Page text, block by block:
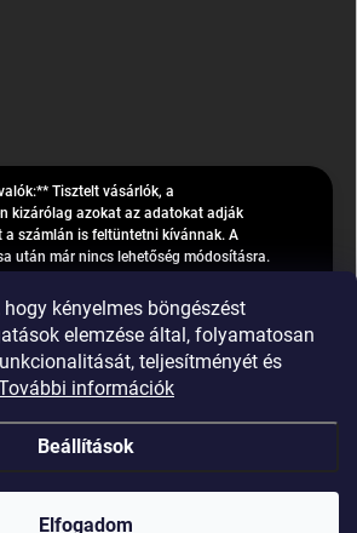
kényelmes böngészést
elemzése által, folyamatosan
teljesítményét és
információk
Beállítások
Elfogadom
Tisztelt vásárlók, a
kizárólag azokat az adatokat adják
a számlán is feltüntetni kívánnak. A
után már nincs lehetőség módosításra.
alatt van lehetőség! Csak új,
ben vagy 2025-ben** gyártott
árusítunk – a gumik **pontos DOT-
felvilágosítást**! Köszönjük. A
álló nagyszámú megrendelésre
való tájékoztatásra. Csak
címre küldött e-mail
R
U
K
E
R
Árukereső.hu
gumiok
webáruház